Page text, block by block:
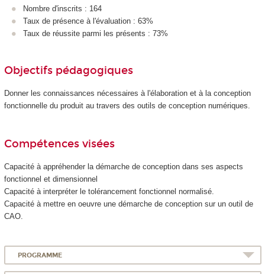
Nombre d'inscrits : 164
Taux de présence à l'évaluation : 63%
Taux de réussite parmi les présents : 73%
Objectifs pédagogiques
Donner les connaissances nécessaires à l'élaboration et à la conception
fonctionnelle du produit au travers des outils de conception numériques.
Compétences visées
Capacité à appréhender la démarche de conception dans ses aspects
fonctionnel et dimensionnel
Capacité à interpréter le tolérancement fonctionnel normalisé.
Capacité à mettre en oeuvre une démarche de conception sur un outil de
CAO.
PROGRAMME